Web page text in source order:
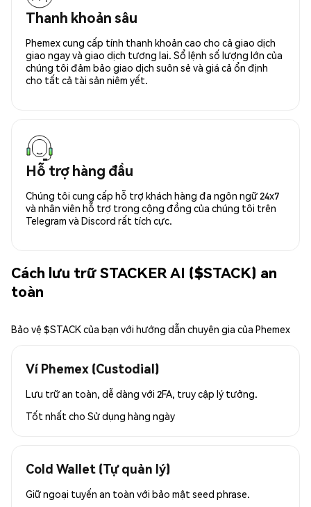
Thanh khoản sâu
Phemex cung cấp tính thanh khoản cao cho cả giao dịch
giao ngay và giao dịch tương lai. Sổ lệnh số lượng lớn của
chúng tôi đảm bảo giao dịch suôn sẻ và giá cả ổn định
cho tất cả tài sản niêm yết.
Hỗ trợ hàng đầu
Chúng tôi cung cấp hỗ trợ khách hàng đa ngôn ngữ 24x7
và nhân viên hỗ trợ trong cộng đồng của chúng tôi trên
Telegram và Discord rất tích cực.
Cách lưu trữ STACKER AI ($STACK) an
toàn
Bảo vệ $STACK của bạn với hướng dẫn chuyên gia của Phemex
Ví Phemex (Custodial)
Lưu trữ an toàn, dễ dàng với 2FA, truy cập lý tưởng.
Tốt nhất cho Sử dụng hàng ngày
Cold Wallet (Tự quản lý)
Giữ ngoại tuyến an toàn với bảo mật seed phrase.